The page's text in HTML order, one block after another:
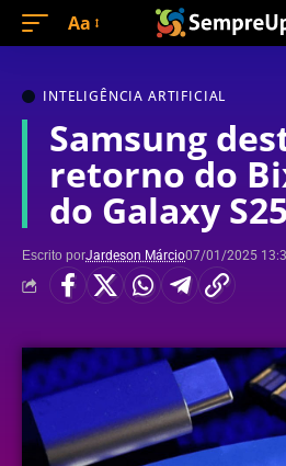
Aa
INTELIGÊNCIA ARTIFICIAL
Samsung
retorno do
do Galaxy S25
Escrito porJardeson Márcio07/01/2025